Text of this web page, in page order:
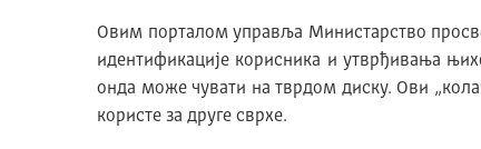
Овим порталом управља Министарство
идентификације корисника и утврђивања
онда може чувати на тврдом диску. Ови
користе за друге сврхе.